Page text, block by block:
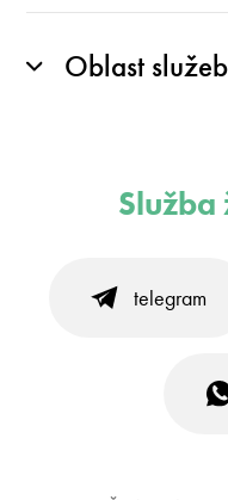
Oblast služeb
telegram